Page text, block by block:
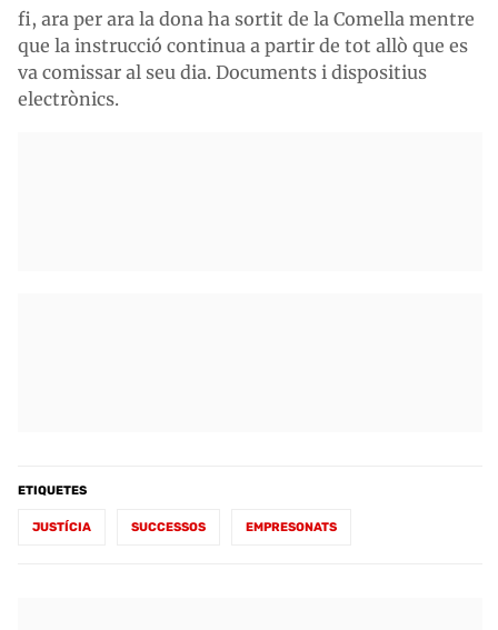
fi, ara per ara la dona ha sortit de la Comella mentre
que la instrucció continua a partir de tot allò que es
va comissar al seu dia. Documents i dispositius
electrònics.
ETIQUETES
JUSTÍCIA SUCCESSOS EMPRESONATS